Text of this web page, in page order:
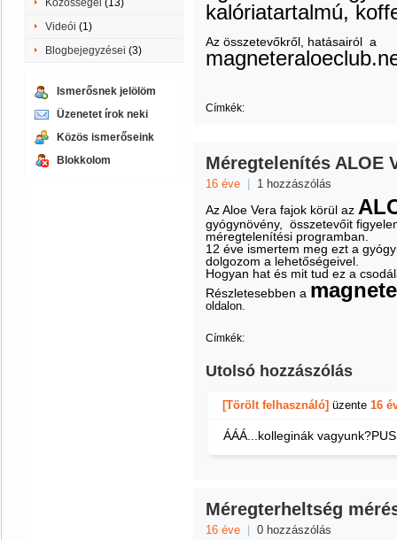
Közösségei (13)
Videói (1)
Blogbejegyzései (3)
Ismerősnek jelölöm
Üzenetet írok neki
Közös ismerőseink
Blokkolom
kalóriatartalmú,
Az összetevőkről, hatásairól a
Címkék:
Méregtelenítés ALOE
16 éve 1 hozzászólás
Az Aloe Vera fajok körül az
gyógynövény, összetevőit
méregtelenítési programban.
12 éve ismertem meg ezt a
dolgozom a lehetőségeivel.
Hogyan hat és mit tud ez a
Részletesebben a
oldalon.
Címkék:
Utolsó hozzászólás
[Törölt felhasználó] üzente 16
ÁÁÁ...kolleginák
Méregterheltség
16 éve 0 hozzászólás